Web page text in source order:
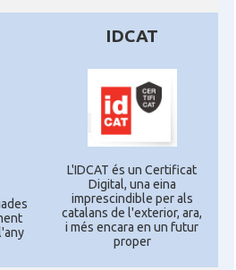
IDCAT
L'IDCAT és un Certificat
Digital, una eina
imprescindible per als
catalans de l'exterior, ara,
i més encara en un futur
proper